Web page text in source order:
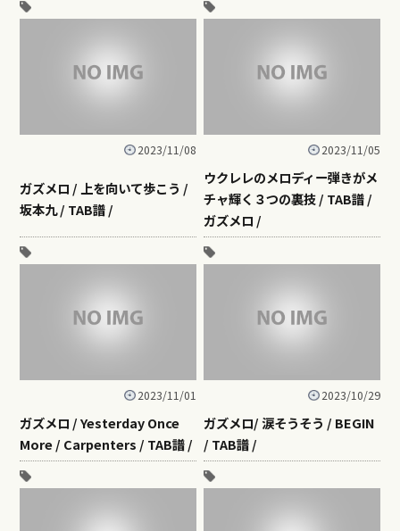
2023/11/08
ガズメロ / 上を向いて歩こう /
坂本九 / TAB譜 /
2023/11/05
ウクレレのメロディー弾きがメ
チャ輝く３つの裏技 / TAB譜 /
ガズメロ /
2023/11/01
ガズメロ / Yesterday Once
More / Carpenters / TAB譜 /
2023/10/29
ガズメロ/ 涙そうそう / BEGIN
/ TAB譜 /